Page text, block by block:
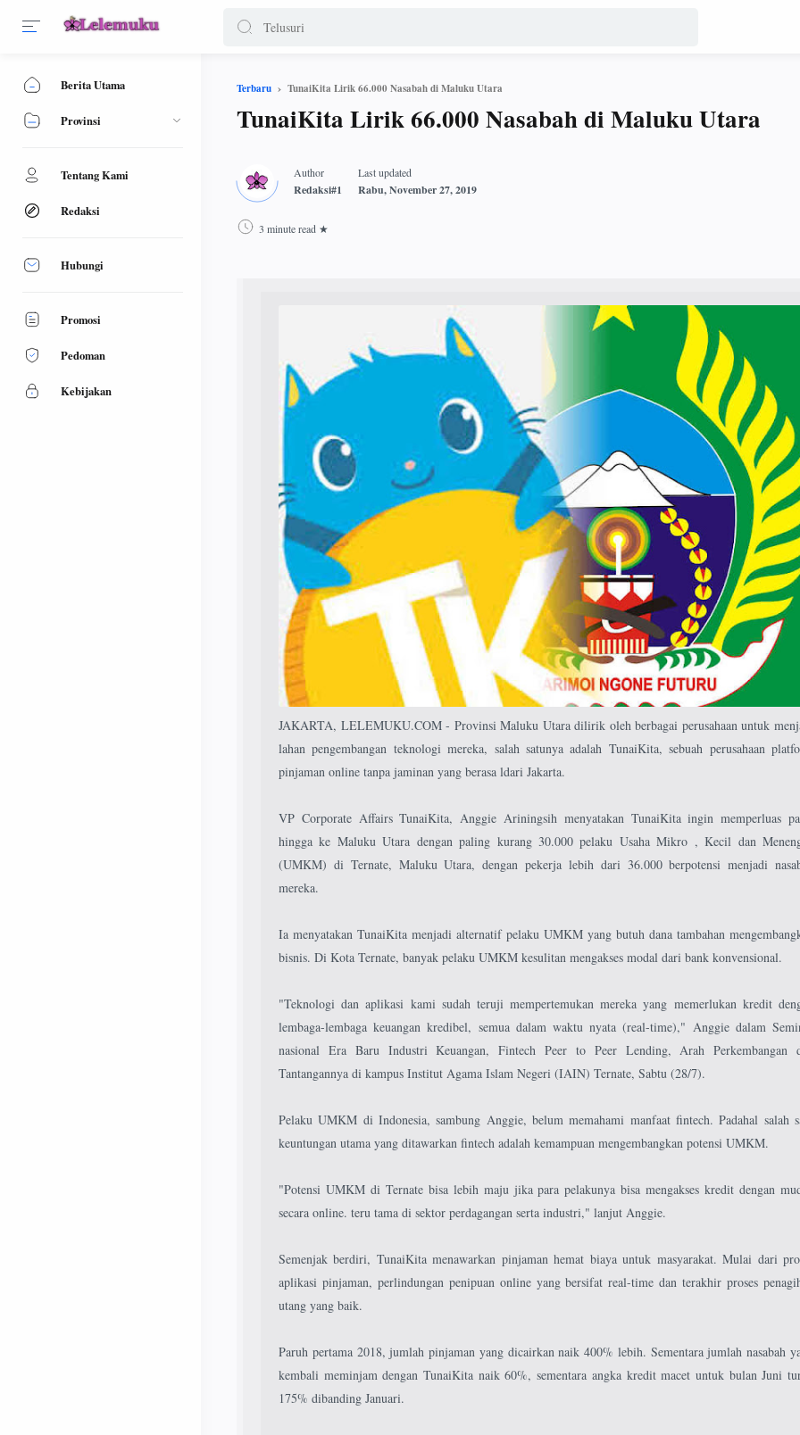
Terbaru TunaiKita Lirik 66.000 Nasabah di Maluku Utara
TunaiKita Lirik 66.000 Nasabah di Maluku Utara
3 minute read
JAKARTA, LELEMUKU.COM - Provinsi Maluku Utara dilirik oleh berbagai perusahaan untuk
lahan pengembangan teknologi mereka, salah satunya adalah TunaiKita, sebuah perusahaan
pinjaman online tanpa jaminan yang berasa ldari Jakarta.
VP Corporate Affairs TunaiKita, Anggie Ariningsih menyatakan TunaiKita ingin memperluas
hingga ke Maluku Utara dengan paling kurang 30.000 pelaku Usaha Mikro , Kecil dan
(UMKM) di Ternate, Maluku Utara, dengan pekerja lebih dari 36.000 berpotensi menjadi
mereka.
Ia menyatakan TunaiKita menjadi alternatif pelaku UMKM yang butuh dana tambahan
bisnis. Di Kota Ternate, banyak pelaku UMKM kesulitan mengakses modal dari bank konvensional.
"Teknologi dan aplikasi kami sudah teruji mempertemukan mereka yang memerlukan kredit
lembaga-lembaga keuangan kredibel, semua dalam waktu nyata (real-time)," Anggie dalam
nasional Era Baru Industri Keuangan, Fintech Peer to Peer Lending, Arah Perkembangan
Tantangannya di kampus Institut Agama Islam Negeri (IAIN) Ternate, Sabtu (28/7).
Pelaku UMKM di Indonesia, sambung Anggie, belum memahami manfaat fintech. Padahal salah
keuntungan utama yang ditawarkan fintech adalah kemampuan mengembangkan potensi UMKM.
"Potensi UMKM di Ternate bisa lebih maju jika para pelakunya bisa mengakses kredit dengan
secara online. teru tama di sektor perdagangan serta industri," lanjut Anggie.
Semenjak berdiri, TunaiKita menawarkan pinjaman hemat biaya untuk masyarakat. Mulai dari
aplikasi pinjaman, perlindungan penipuan online yang bersifat real-time dan terakhir proses
utang yang baik.
Paruh pertama 2018, jumlah pinjaman yang dicairkan naik 400% lebih. Sementara jumlah nasabah
kembali meminjam dengan TunaiKita naik 60%, sementara angka kredit macet untuk bulan Juni
175% dibanding Januari.
Berita Utama
Provinsi
Tentang Kami
Redaksi
Hubungi
Promosi
Pedoman
Kebijakan